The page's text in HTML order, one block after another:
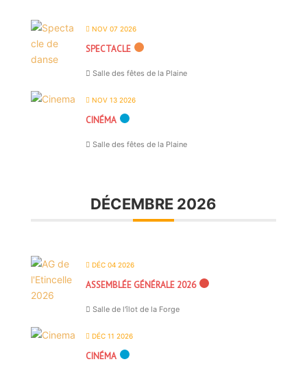
NOV 07 2026
SPECTACLE
Salle des fêtes de la Plaine
NOV 13 2026
CINÉMA
Salle des fêtes de la Plaine
DÉCEMBRE 2026
DÉC 04 2026
ASSEMBLÉE GÉNÉRALE 2026
Salle de l'îlot de la Forge
DÉC 11 2026
CINÉMA